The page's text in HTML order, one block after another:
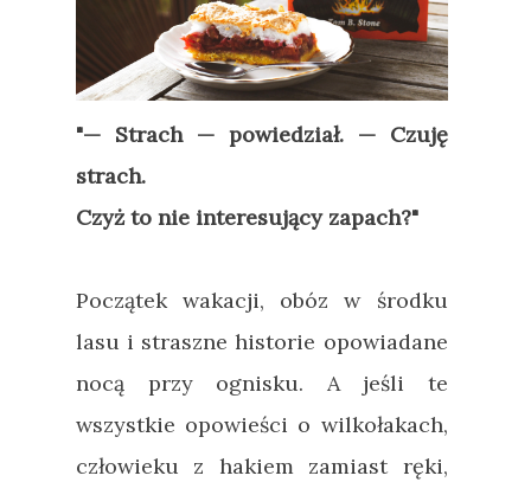
"— Strach —powiedział. —Czuję
strach.
Czyż to nie interesujący zapach?"
Początek wakacji, obóz w środku
lasu i straszne historie opowiadane
nocą przy ognisku. A jeśli te
wszystkie opowieści o wilkołakach,
człowieku z hakiem zamiast ręki,